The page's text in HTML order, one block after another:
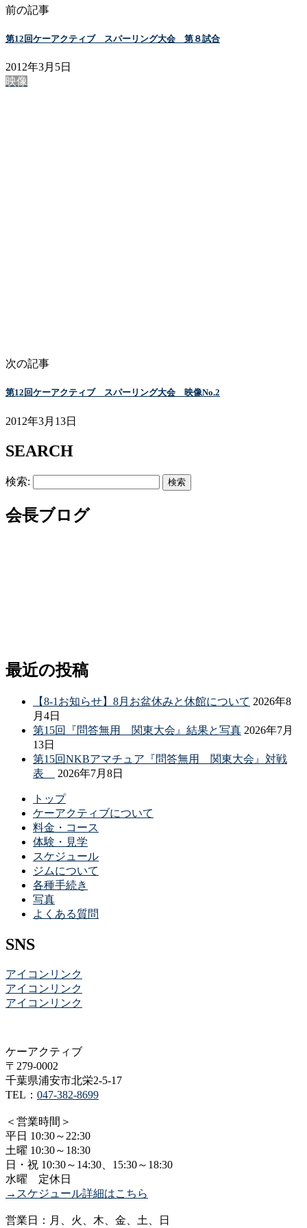
前の記事
第12回ケーアクティブ スパーリング大会 第８試合
2012年3月5日
映像
次の記事
第12回ケーアクティブ スパーリング大会 映像No.2
2012年3月13日
SEARCH
検索:
会長ブログ
最近の投稿
【8-1お知らせ】8月お盆休みと休館について 2026年8
月4日
第15回『問答無用 関東大会』結果と写真 2026年7月
13日
第15回NKBアマチュア『問答無用 関東大会』対戦
表
2026年7月8日
トップ
ケーアクティブについて
料金・コース
体験・見学
スケジュール
ジムについて
各種手続き
写真
よくある質問
SNS
アイコンリンク
アイコンリンク
アイコンリンク
ケーアクティブ
〒279-0002
千葉県浦安市北栄2-5-17
TEL： 047-382-8699
＜営業時間＞
平日 10:30～22:30
土曜 10:30～18:30
日・祝 10:30～14:30、15:30～18:30
水曜 定休日
→スケジュール詳細はこちら
営業日：月、火、木、金、土、日